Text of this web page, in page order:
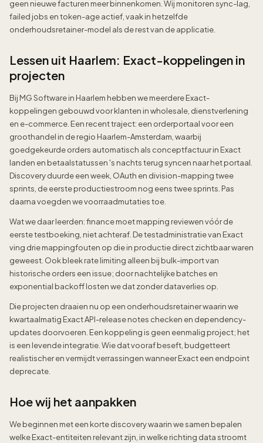
geen nieuwe facturen meer binnenkomen. Wij monitoren sync-lag,
failed jobs en token-age actief, vaak in hetzelfde
onderhoudsretainer-model als de rest van de applicatie.
Lessen uit Haarlem: Exact-koppelingen in
projecten
Bij MG Software in Haarlem hebben we meerdere Exact-
koppelingen gebouwd voor klanten in wholesale, dienstverlening
en e-commerce. Een recent traject: een orderportaal voor een
groothandel in de regio Haarlem-Amsterdam, waarbij
goedgekeurde orders automatisch als conceptfactuur in Exact
landen en betaalstatussen 's nachts terug syncen naar het portaal.
Discovery duurde een week, OAuth en division-mapping twee
sprints, de eerste productiestroom nog eens twee sprints. Pas
daarna voegden we voorraadmutaties toe.
Wat we daar leerden: finance moet mapping reviewen vóór de
eerste testboeking, niet achteraf. De testadministratie van Exact
ving drie mappingfouten op die in productie direct zichtbaar waren
geweest. Ook bleek rate limiting alleen bij bulk-import van
historische orders een issue; door nachtelijke batches en
exponential backoff losten we dat zonder dataverlies op.
Die projecten draaien nu op een onderhoudsretainer waarin we
kwartaalmatig Exact API-release notes checken en dependency-
updates doorvoeren. Een koppeling is geen eenmalig project; het
is een levende integratie. Wie dat vooraf beseft, budgetteert
realistischer en vermijdt verrassingen wanneer Exact een endpoint
deprecate.
Hoe wij het aanpakken
We beginnen met een korte discovery waarin we samen bepalen
welke Exact-entiteiten relevant zijn, in welke richting data stroomt